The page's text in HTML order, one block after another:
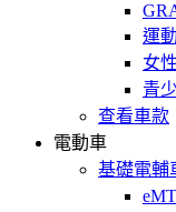
運
女
青
查看車款
電動車
基礎電輔